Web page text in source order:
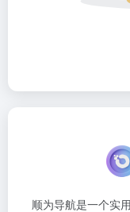
顺为导航是一个实